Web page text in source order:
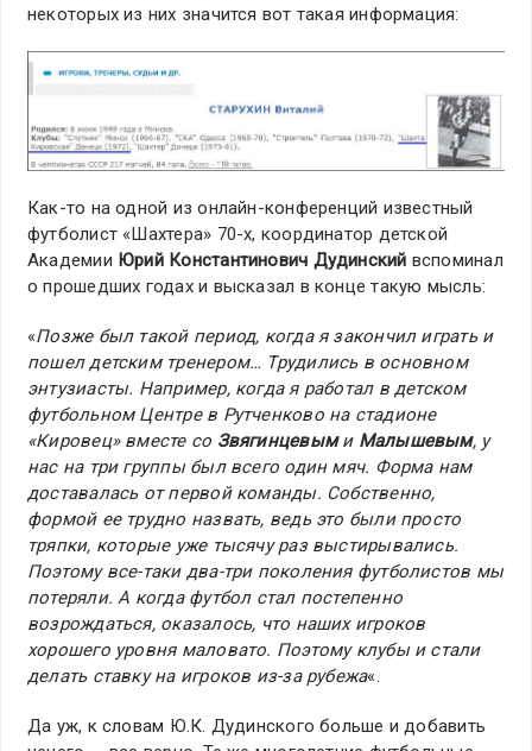
некоторых из них значится вот такая информация:
Как-то на одной из онлайн-конференций известный
футболист «Шахтера» 70-х, координатор детской
Академии Юрий Константинович Дудинский вспоминал
о прошедших годах и высказал в конце такую мысль:
«Позже был такой период, когда я закончил играть и
пошел детским тренером… Трудились в основном
энтузиасты. Например, когда я работал в детском
футбольном Центре в Рутченково на стадионе
«Кировец» вместе со Звягинцевыми Малышевым, у
нас на три группы был всего один мяч. Форма нам
доставалась от первой команды. Собственно,
формой ее трудно назвать, ведь это были просто
тряпки, которые уже тысячу раз выстирывались.
Поэтому все-таки два-три поколения футболистов мы
потеряли. А когда футбол стал постепенно
возрождаться, оказалось, что наших игроков
хорошего уровня маловато. Поэтому клубы и стали
делать ставку на игроков из-за рубежа«.
Да уж, к словам Ю.К. Дудинского больше и добавить